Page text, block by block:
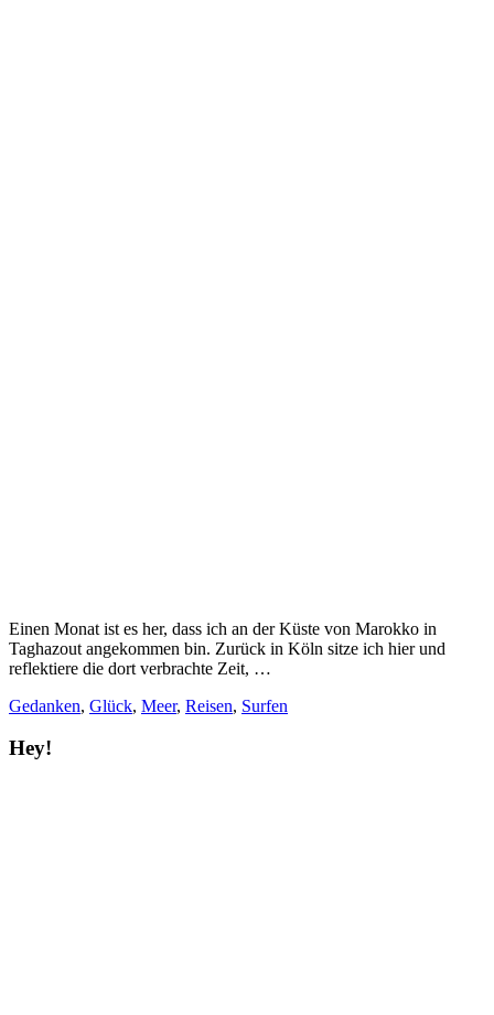
Einen Monat ist es her, dass ich an der Küste von Marokko in
Taghazout angekommen bin. Zurück in Köln sitze ich hier und
reflektiere die dort verbrachte Zeit, …
Gedanken, Glück, Meer, Reisen, Surfen
Hey!